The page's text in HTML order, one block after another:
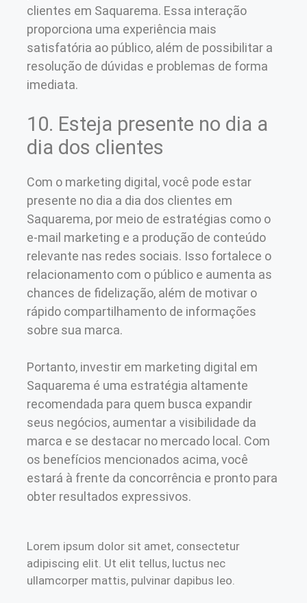
clientes em Saquarema. Essa interação
proporciona uma experiência mais
satisfatória ao público, além de possibilitar a
resolução de dúvidas e problemas de forma
imediata.
10. Esteja presente no dia a
dia dos clientes
Com o marketing digital, você pode estar
presente no dia a dia dos clientes em
Saquarema, por meio de estratégias como o
e-mail marketing e a produção de conteúdo
relevante nas redes sociais. Isso fortalece o
relacionamento com o público e aumenta as
chances de fidelização, além de motivar o
rápido compartilhamento de informações
sobre sua marca.
Portanto, investir em marketing digital em
Saquarema é uma estratégia altamente
recomendada para quem busca expandir
seus negócios, aumentar a visibilidade da
marca e se destacar no mercado local. Com
os benefícios mencionados acima, você
estará à frente da concorrência e pronto para
obter resultados expressivos.
Lorem ipsum dolor sit amet, consectetur
adipiscing elit. Ut elit tellus, luctus nec
ullamcorper mattis, pulvinar dapibus leo.